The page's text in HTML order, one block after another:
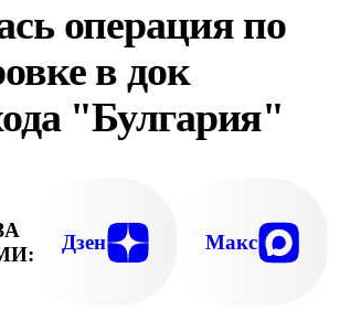
операция по
в док
"Булгария"
Дзен Макс